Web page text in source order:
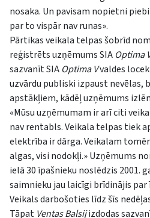
nosaka. Un pavisam nopietni
par to vispār nav runas».
Pārtikas veikala telpas šobrīd
reģistrēts uzņēmums SIA Optima
sazvanīt SIA Optima Vvaldes
uzvārdu publiski izpaust
apstākļiem, kādēļ uzņēmums
«Mūsu uzņēmumam ir arī citi
nav rentabls. Veikala telpas tiek
elektrība ir dārga. Veikalam
algas, visi nodokļi.» Uzņēmums
ielā 30 īpašnieku noslēdzis 2001.
saimnieku jau laicīgi brīdinājis
Veikals darbošoties līdz šīs
Tāpat Ventas Balsijizdodas